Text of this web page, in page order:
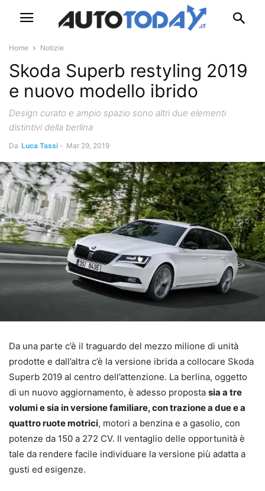
Home Notizie
Skoda Superb restyling 2019
e nuovo modello ibrido
Design curato e ampio spazio sono altri due elementi
distintivi della berlina
Da Luca Tassi - Mar 29, 2019
Da una parte c’è il traguardo del mezzo milione di unità
prodotte e dall’altra c’è la versione ibrida a collocare Skoda
Superb 2019 al centro dell’attenzione. La berlina, oggetto
di un nuovo aggiornamento, è adesso proposta sia a tre
volumi e sia in versione familiare, con trazione a due e a
quattro ruote motrici, motori a benzina e a gasolio, con
potenze da 150 a 272 CV. Il ventaglio delle opportunità è
tale da rendere facile individuare la versione più adatta a
gusti ed esigenze.